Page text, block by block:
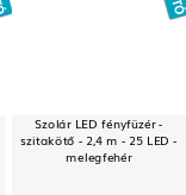
Szolár LED fényfüzér -
szitakötő - 2,4 m - 25 LED -
melegfehér